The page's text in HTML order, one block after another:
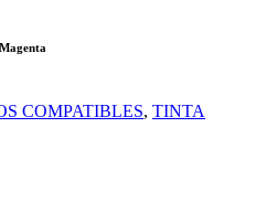
COMPATIBLES, TINTA